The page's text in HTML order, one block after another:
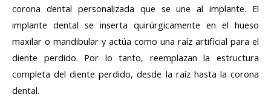
corona dental personalizada que se une al implante. El
implante dental se inserta quirúrgicamente en el hueso
maxilar o mandibular y actúa como una raíz artificial para el
diente perdido. Por lo tanto, reemplazan la estructura
completa del diente perdido, desde la raíz hasta la corona
dental.